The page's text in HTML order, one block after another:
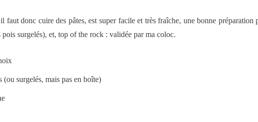
faut donc cuire des pâtes, est super facile et très fraîche, une bonne préparation
surgelés), et, top of the rock : validée par ma coloc.
(ou surgelés, mais pas en boîte)